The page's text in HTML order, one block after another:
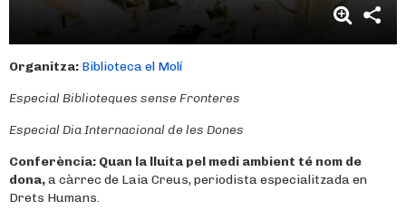
Organitza: Biblioteca el Molí
Especial Biblioteques sense Fronteres
Especial Dia Internacional de les Dones
Conferència: Quan la lluita pel medi ambient té nom de
dona,a càrrec de Laia Creus, periodista especialitzada en
Drets Humans.